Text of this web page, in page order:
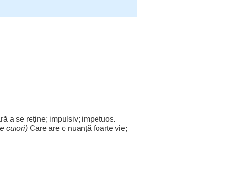
a se reține; impulsiv; impetuos.
culori) Care are o nuanță foarte vie;